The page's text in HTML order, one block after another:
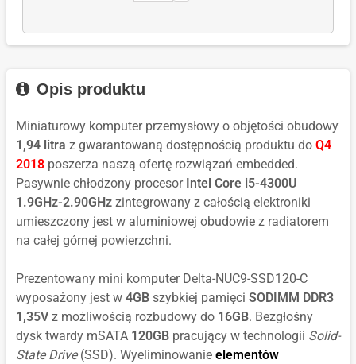
PL
10544
LTSC
IoT
LTSC
Value
MultiLanguage
LTSC
2019
Opis produktu
Miniaturowy komputer przemysłowy o objętości obudowy
1,94 litra z gwarantowaną dostępnością produktu do Q4
2018 poszerza naszą ofertę rozwiązań embedded.
Pasywnie chłodzony procesor Intel Core i5-4300U
1.9GHz-2.90GHz zintegrowany z całością elektroniki
umieszczony jest w aluminiowej obudowie z radiatorem
na całej górnej powierzchni.
Prezentowany mini komputer Delta-NUC9-SSD120-C
wyposażony jest w 4GB szybkiej pamięci SODIMM DDR3
1,35Vz możliwością rozbudowy do 16GB. Bezgłośny
dysk twardy mSATA 120GB pracujący w technologii Solid-
State Drive(SSD). Wyeliminowanie elementów